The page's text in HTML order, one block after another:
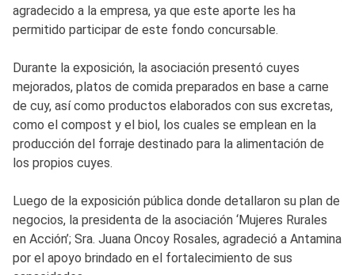
agradecido a la empresa, ya que este aporte les ha
permitido participar de este fondo concursable.
Durante la exposición, la asociación presentó cuyes
mejorados, platos de comida preparados en base a carne
de cuy, así como productos elaborados con sus excretas,
como el compost y el biol, los cuales se emplean en la
producción del forraje destinado para la alimentación de
los propios cuyes.
Luego de la exposición pública donde detallaron su plan de
negocios, la presidenta de la asociación ‘Mujeres Rurales
en Acción’; Sra. Juana Oncoy Rosales, agradeció a Antamina
por el apoyo brindado en el fortalecimiento de sus